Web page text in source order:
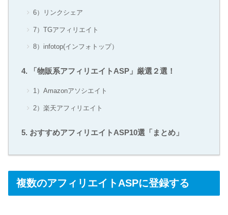
6）リンクシェア
7）TGアフィリエイト
8）infotop(インフォトップ）
「物販系アフィリエイトASP」厳選２選！
1）Amazonアソシエイト
2）楽天アフィリエイト
おすすめアフィリエイトASP10選「まとめ」
複数のアフィリエイトASPに登録する